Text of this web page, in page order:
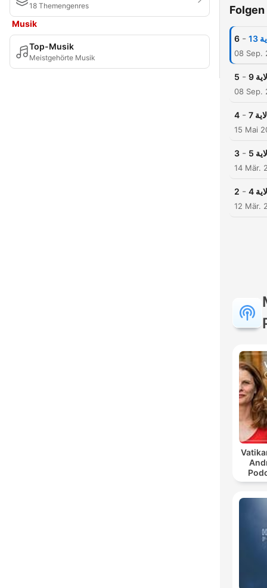
18 Themengenres
Musik
Top-Musik
Meistgehörte Musik
Folgen
6 -
08 Sep.
5 -
08 Sep.
4 -
15 Mai
3 -
14 Mär.
2 -
12 Mär.